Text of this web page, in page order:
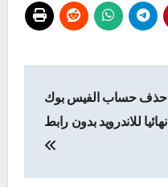
حذف حساب الفيس بوك
نهائيا للاندرويد بدون رابط